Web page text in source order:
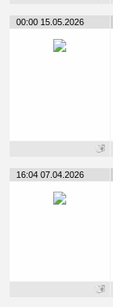
00:00 15.05.2026
16:04 07.04.2026